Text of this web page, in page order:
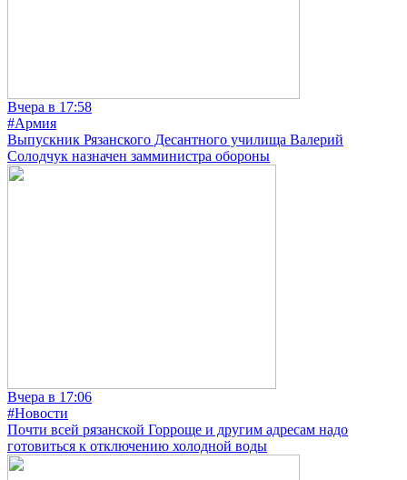
Вчера в 17:58
#Армия
Выпускник Рязанского Десантного училища Валерий
Солодчук назначен замминистра обороны
Вчера в 17:06
#Новости
Почти всей рязанской Горроще и другим адресам надо
готовиться к отключению холодной воды